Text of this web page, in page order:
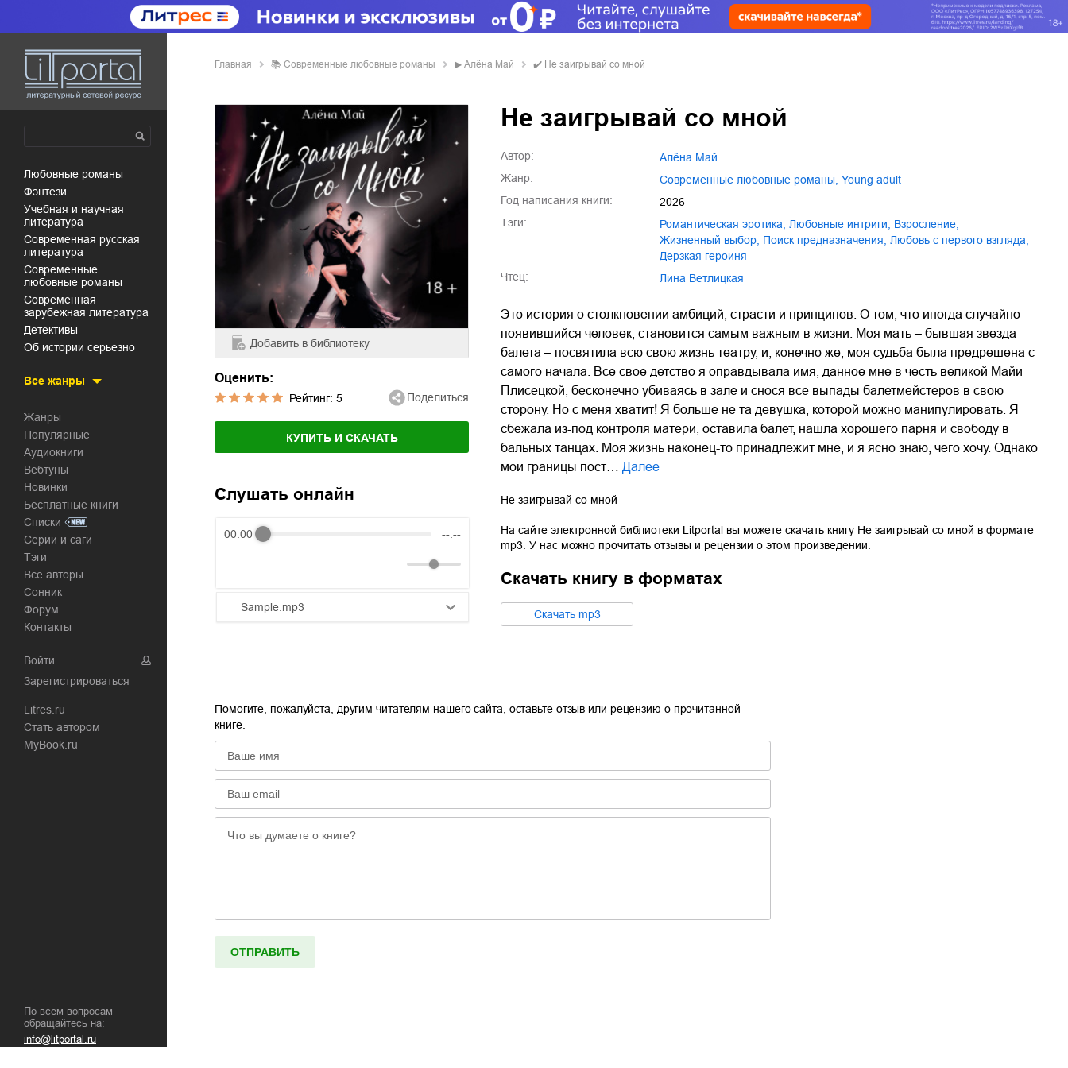
любовные романы
фэнтези
учебная и научная
литература
современная русская
литература
современные
любовные романы
современная
зарубежная литература
детективы
об истории серьезно
Все жанры
Жанры
Популярные
Аудиокниги
Вебтуны
Новинки
Бесплатные книги
Списки
Серии и саги
Тэги
Все авторы
Сонник
Форум
Контакты
Войти
Зарегистрироваться
Litres.ru
Стать автором
MyBook.ru
По всем вопросам
обращайтесь на:
info@litportal.ru
Главная 📚 современные любовные романы ▶ Алёна Май ✔️ Не заигрывай со мной
Добавить в библиотеку
Оценить:
Рейтинг: 5 Поделиться
КУПИТЬ И СКАЧАТЬ
Слушать онлайн
00:00 --:--
Sample.mp3
Не заигрывай со мной
Автор:
Алёна Май
Жанр:
современные любовные романы
young adult
Год написания книги:
2026
Тэги:
романтическая эротика любовные интриги взросление
жизненный выбор
поиск предназначения любовь с первого взгляда
дерзкая героиня
Чтец:
Лина Ветлицкая
Это история о столкновении амбиций, страсти и принципов. О том, что иногда случайно
появившийся человек, становится самым важным в жизни. Моя мать – бывшая звезда
балета – посвятила всю свою жизнь театру, и, конечно же, моя судьба была предрешена с
самого начала. Все свое детство я оправдывала имя, данное мне в честь великой Майи
Плисецкой, бесконечно убиваясь в зале и снося все выпады балетмейстеров в свою
сторону. Но с меня хватит! Я больше не та девушка, которой можно манипулировать. Я
сбежала из-под контроля матери, оставила балет, нашла хорошего парня и свободу в
бальных танцах. Моя жизнь наконец-то принадлежит мне, и я ясно знаю, чего хочу. Однако
мои границы пост…
Далее
Не заигрывай со мной
На сайте электронной библиотеки Litportal вы можете скачать книгу Не заигрывай со мной в формате
mp3 . У нас можно прочитать отзывы и рецензии о этом произведении.
Скачать книгу в форматах
Cкачать mp3
Помогите, пожалуйста, другим читателям нашего сайта, оставьте отзыв или рецензию о прочитанной
книге.